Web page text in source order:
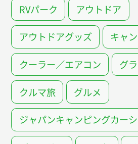
RVパーク アウトドア
アウトドアグッズ キャ
クーラー／エアコン グ
クルマ旅 グルメ
ジャパンキャンピングカー